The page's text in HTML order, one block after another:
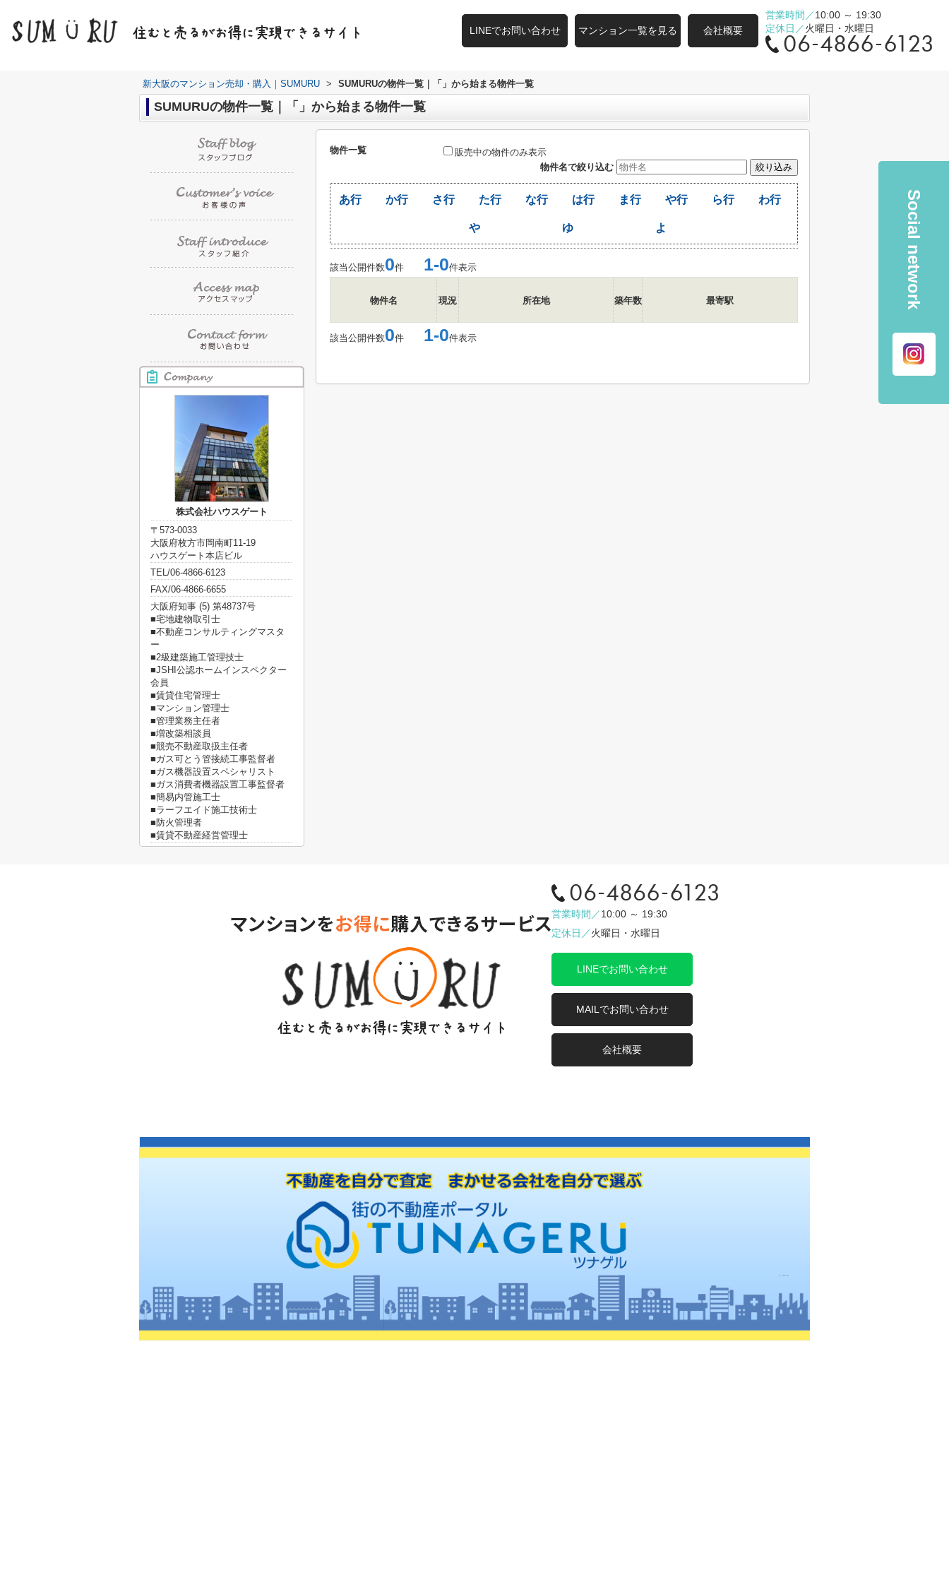
LINEでお問い合わせ マンション一覧を見る 会社概要
営業時間／10:00 ～ 19:30
定休日／火曜日・水曜日
新大阪のマンション売却・購入｜SUMURU > SUMURUの物件一覧｜「」から始まる物件一覧
SUMURUの物件一覧｜「」から始まる物件一覧
物件一覧
販売中の物件のみ表示
物件名で絞り込む
あ行 か行 さ行 た行 な行 は行 ま行 や行 ら行 わ行
や ゆ よ
該当公開件数0件 1-0件表示
物件名 現況 所在地 築年数 最寄駅
該当公開件数0件 1-0件表示
株式会社ハウスゲート
〒573-0033
大阪府枚方市岡南町11-19
ハウスゲート本店ビル
TEL/06-4866-6123
FAX/06-4866-6655
大阪府知事 (5) 第48737号
■宅地建物取引士
■不動産コンサルティングマスタ
ー
■2級建築施工管理技士
■JSHI公認ホームインスペクター
会員
■賃貸住宅管理士
■マンション管理士
■管理業務主任者
■増改築相談員
■競売不動産取扱主任者
■ガス可とう管接続工事監督者
■ガス機器設置スペシャリスト
■ガス消費者機器設置工事監督者
■簡易内管施工士
■ラーフエイド施工技術士
■防火管理者
■賃貸不動産経営管理士
営業時間／10:00 ～ 19:30
定休日／火曜日・水曜日
LINEでお問い合わせ
MAILでお問い合わせ
会社概要
Social network